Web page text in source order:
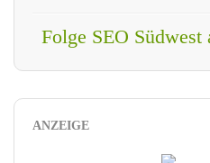
Folge SEO
ANZEIGE